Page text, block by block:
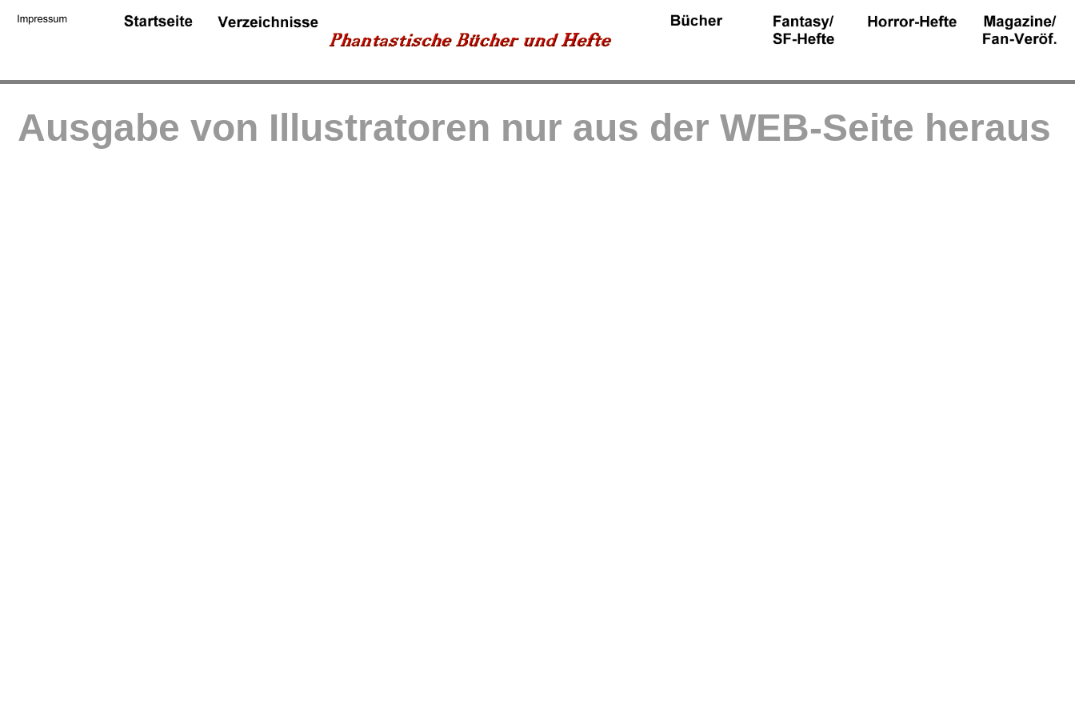
Ausgabe von Illustratoren nur aus der WEB-Seite heraus